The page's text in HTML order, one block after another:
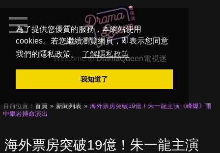
為了提供您優質的服務，本網站使用
cookies。若您繼續瀏覽網頁，即表示您同意
我們的隱私政策。
了解隱私政策
我知道了
Welcome toDramaQueen電視迷
目前位置： 首頁 新聞列表
海外票房突破19億！朱一龍主演《峰爆》雨
中攀岩搏命演出
海外票房突破19億！朱一龍主演